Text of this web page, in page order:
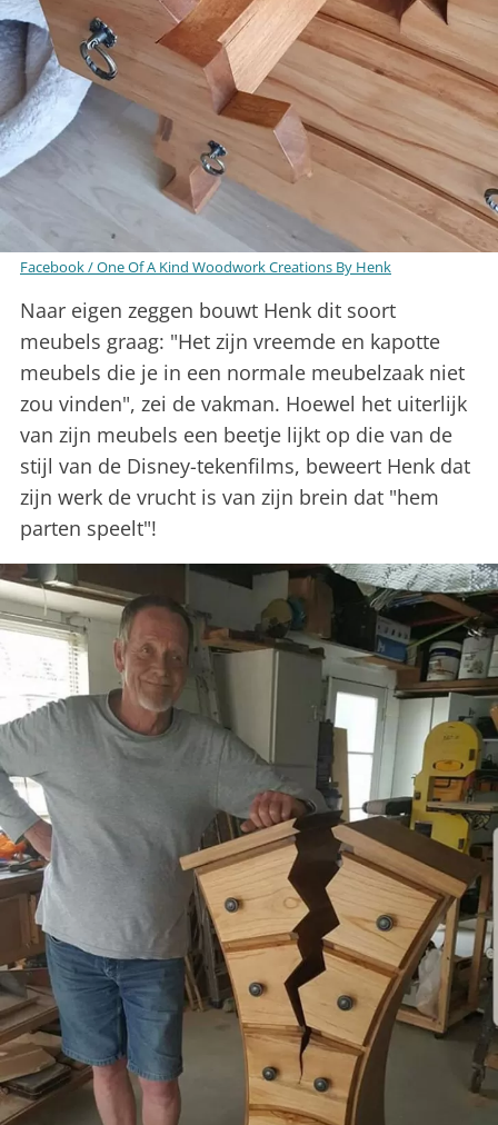
Facebook / One Of A Kind Woodwork Creations By Henk
Naar eigen zeggen bouwt Henk dit soort
meubels graag: "Het zijn vreemde en kapotte
meubels die je in een normale meubelzaak niet
zou vinden", zei de vakman. Hoewel het uiterlijk
van zijn meubels een beetje lijkt op die van de
stijl van de Disney-tekenfilms, beweert Henk dat
zijn werk de vrucht is van zijn brein dat "hem
parten speelt"!